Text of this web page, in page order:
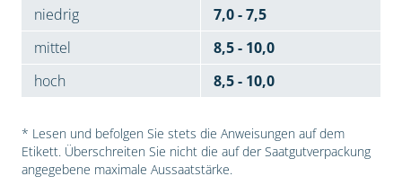
niedrig
7,0 - 7,5
mittel
8,5 - 10,0
hoch
8,5 - 10,0
* Lesen und befolgen Sie stets die Anweisungen auf dem
Etikett. Überschreiten Sie nicht die auf der Saatgutverpackung
angegebene maximale Aussaatstärke.